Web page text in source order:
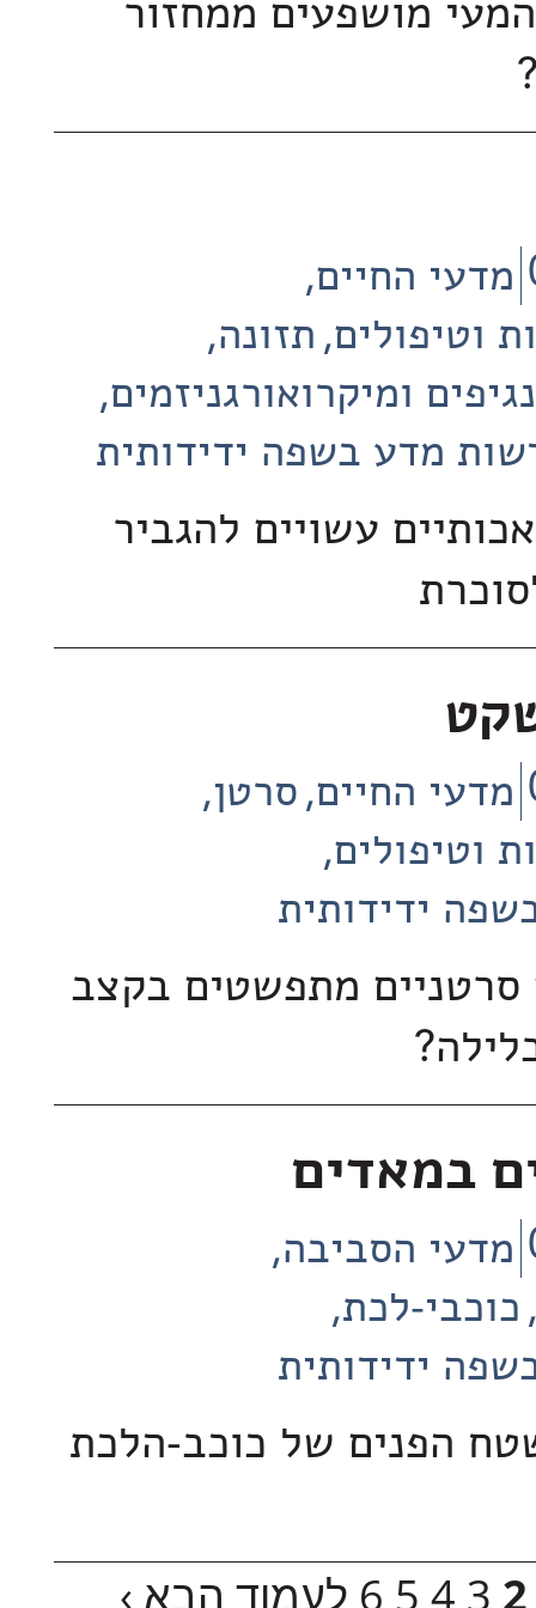
מושפעים ממחזור
מדעי החיים
וטיפולים תזונה
נגיפים ומיקרואורגניזמים
מדע בשפה ידידותית
עשויים להגביר
מדעי החיים סרטן
וטיפולים
ידידותית
סרטניים מתפשטים בקצב
במאדים
מדעי הסביבה
כוכבי-לכת
ידידותית
הפנים של כוכב-הלכת
2
3
4
5
6 לעמוד הבא ›